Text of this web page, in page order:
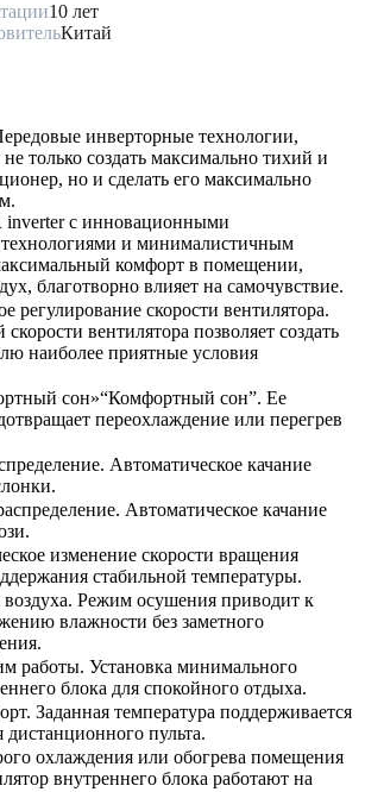
10 лет
Китай
инверторные технологии,
только создать максимально тихий и
но и сделать его максимально
inverter с инновационными
и минималистичным
комфорт в помещении,
благотворно влияет на самочувствие.
регулирование скорости вентилятора.
вентилятора позволяет создать
наиболее приятные условия
сон»“Комфортный сон”. Ее
переохлаждение или перегрев
Автоматическое качание
Автоматическое качание
изменение скорости вращения
стабильной температуры.
Режим осушения приводит к
влажности без заметного
работы. Установка минимального
блока для спокойного отдыха.
Заданная температура поддерживается
пульта.
охлаждения или обогрева помещения
внутреннего блока работают на